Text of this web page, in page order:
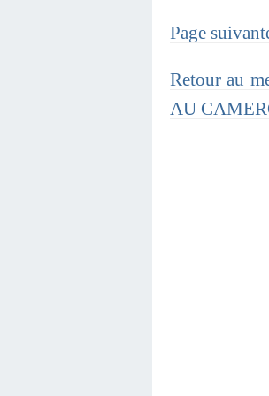
Page
Retour au
AU